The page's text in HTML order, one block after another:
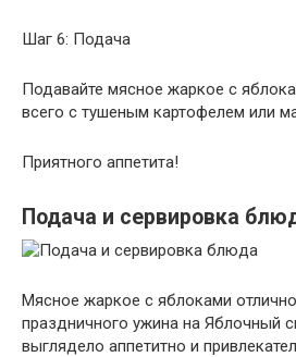
Шаг 6: Подача
Подавайте мясное жаркое с
всего с тушеным картофелем или
Приятного аппетита!
Подача и сервировка
Мясное жаркое с яблоками
праздничного ужина на Яблочный
выглядело аппетитно и